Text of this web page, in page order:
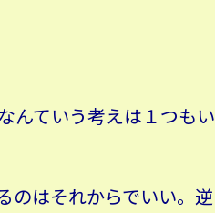
んていう考えは１つもい
のはそれからでいい。逆